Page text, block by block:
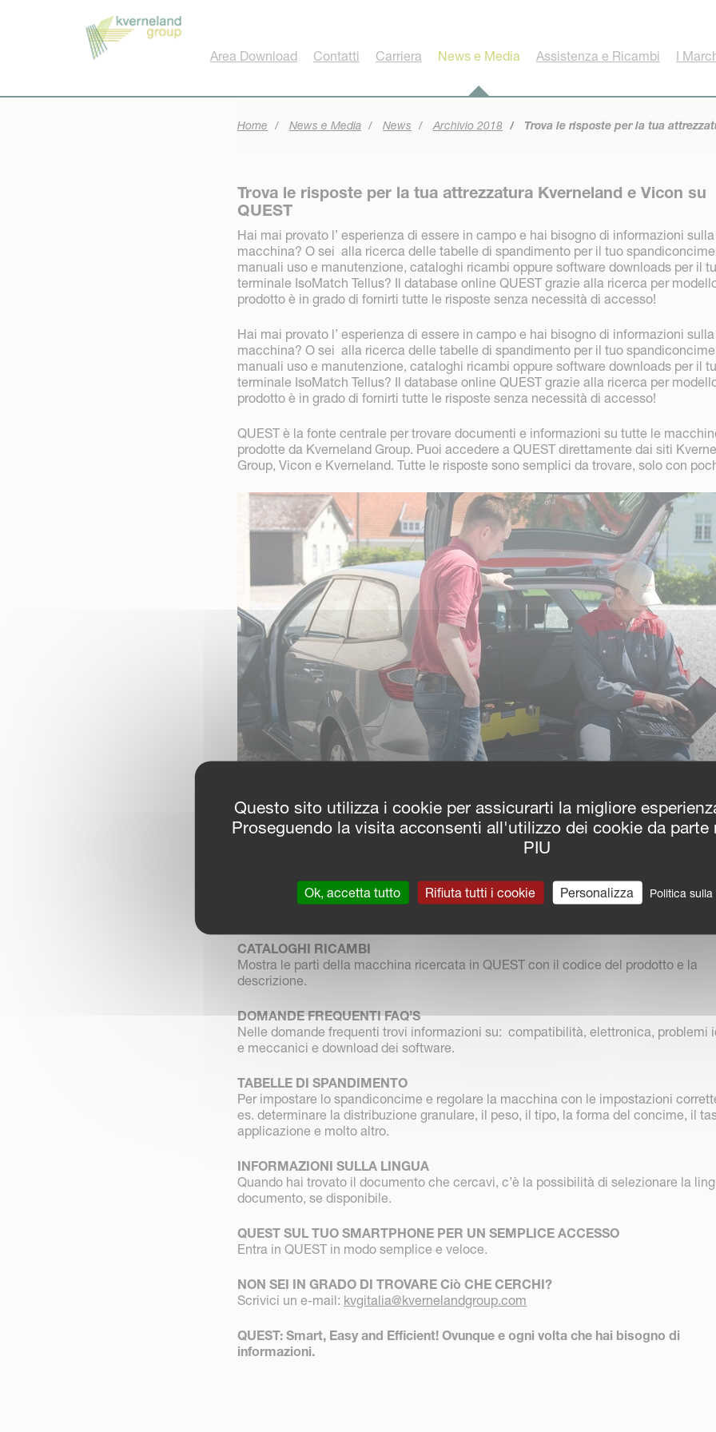
Area Download Contatti Carriera News e Media Assistenza e Ricambi I
Home News e Media News Archivio 2018 Trova le risposte per la tua
Trova le risposte per la tua attrezzatura Kverneland e Vicon su
QUEST
Hai mai provato l’ esperienza di essere in campo e hai bisogno di informazioni
macchina? O sei alla ricerca delle tabelle di spandimento per il tuo
manuali uso e manutenzione, cataloghi ricambi oppure software downloads per il
terminale IsoMatch Tellus? Il database online QUEST grazie alla ricerca per
prodotto è in grado di fornirti tutte le risposte senza necessità di accesso!
Hai mai provato l’ esperienza di essere in campo e hai bisogno di informazioni
macchina? O sei alla ricerca delle tabelle di spandimento per il tuo
manuali uso e manutenzione, cataloghi ricambi oppure software downloads per il
terminale IsoMatch Tellus? Il database online QUEST grazie alla ricerca per
prodotto è in grado di fornirti tutte le risposte senza necessità di accesso!
QUEST è la fonte centrale per trovare documenti e informazioni su tutte le
prodotte da Kverneland Group. Puoi accedere a QUEST direttamente dai siti
Group, Vicon e Kverneland. Tutte le risposte sono semplici da trovare, solo con
MANUALI USO E MANUTENZIONE
CATALOGHI RICAMBI
Mostra le parti della macchina ricercata in QUEST con il codice del prodotto e la
descrizione.
DOMANDE FREQUENTI FAQ’S
Nelle domande frequenti trovi informazioni su: compatibilità, elettronica, problemi
e meccanici e download dei software.
TABELLE DI SPANDIMENTO
Per impostare lo spandiconcime e regolare la macchina con le impostazioni
es. determinare la distribuzione granulare, il peso, il tipo, la forma del concime, il
applicazione e molto altro.
INFORMAZIONI SULLA LINGUA
Quando hai trovato il documento che cercavi, c’è la possibilità di selezionare la
documento, se disponibile.
QUEST SUL TUO SMARTPHONE PER UN SEMPLICE ACCESSO
Entra in QUEST in modo semplice e veloce.
NON SEI IN GRADO DI TROVARE Ciò CHE CERCHI?
Scrivici un e-mail: kvgitalia@kvernelandgroup.com
QUEST: Smart, Easy and Efficient! Ovunque e ogni volta che hai bisogno di
informazioni.
Questo sito utilizza i cookie per assicurarti la migliore
Proseguendo la visita acconsenti all'utilizzo dei cookie da parte
PIU
Ok, accetta tutto Rifiuta tutti i cookie Personalizza Politica